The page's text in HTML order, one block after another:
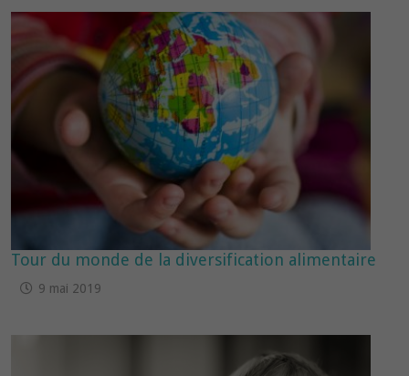
Tour du monde de la diversification alimentaire
9 mai 2019